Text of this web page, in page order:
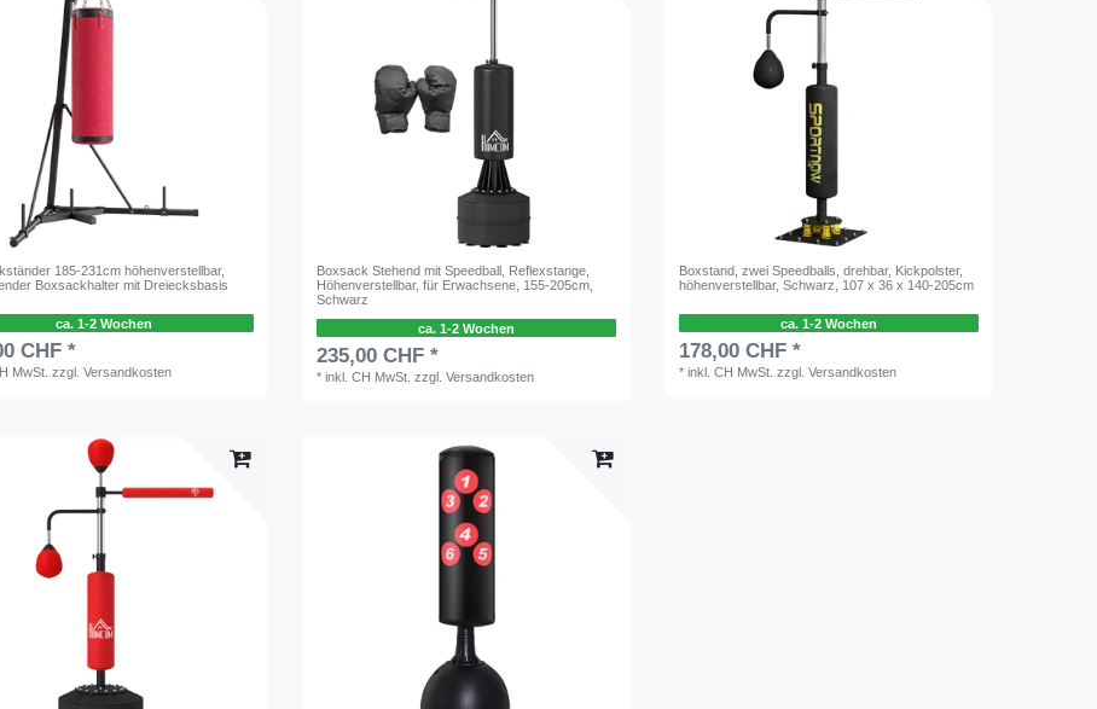
185-231cm höhenverstellbar,
Boxsackhalter mit Dreiecksbasis
ca. 1-2 Wochen
CHF *
MwSt. zzgl.Versandkosten
Boxsack Stehend mit Speedball, Reflexstange,
Höhenverstellbar, für Erwachsene, 155-205cm,
Schwarz
ca. 1-2 Wochen
235,00 CHF *
*inkl. CH MwSt. zzgl.Versandkosten
Boxstand, zwei Speedballs, drehbar, Kickpolster,
höhenverstellbar, Schwarz, 107 x 36 x 140-205cm
ca. 1-2 Wochen
178,00 CHF *
*inkl. CH MwSt. zzgl.Versandkosten